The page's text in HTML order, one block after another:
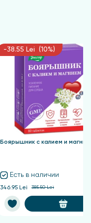
-38.55 Lei (10%)
Боярышник с калием и
Есть в наличии
346.95 Lei 385.50 Lei